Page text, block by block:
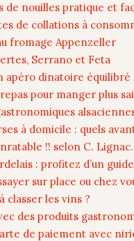
de nouilles pratique et
de collations à
fromage Appenzeller
Serrano et Feta
apéro dinatoire équilibré
pour manger plus
à domicile : quels
!! selon C.
: profitez d’un
sur place ou chez
classer les vins ?
des produits
de paiement avec